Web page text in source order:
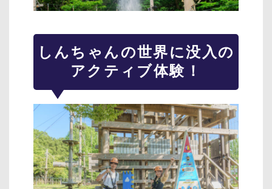
しんちゃんの世界に没入の
アクティブ体験！